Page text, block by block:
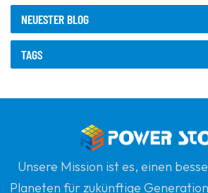
NEUESTER BLOG
TAGS
Unsere Mission ist es, einen
Planeten für zukünftige